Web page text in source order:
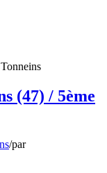
(47) / 5ème
/par